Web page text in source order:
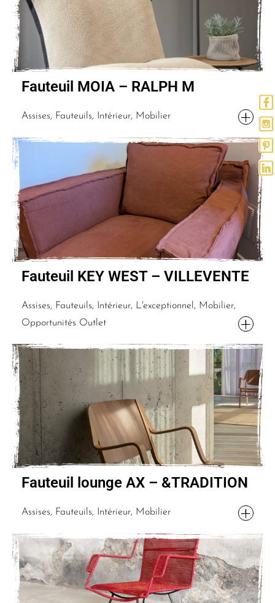
Fauteuil MOIA – RALPH M
Assises, Fauteuils, Intérieur, Mobilier
Fauteuil KEY WEST – VILLEVENTE
Assises, Fauteuils, Intérieur, L'exceptionnel, Mobilier,
Opportunités Outlet
Fauteuil lounge AX – &TRADITION
Assises, Fauteuils, Intérieur, Mobilier